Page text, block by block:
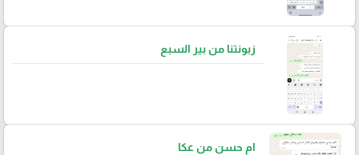
زبونتنا من بير السبع
ام حسن من عكا